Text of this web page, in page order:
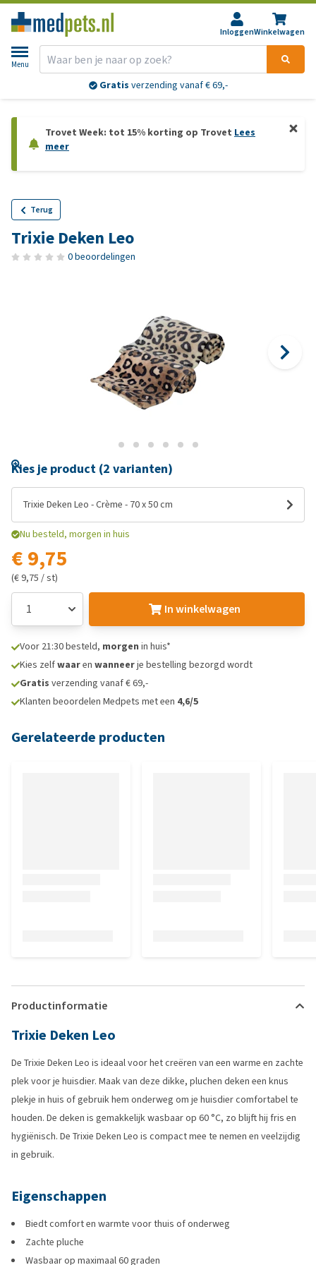
InloggenWinkelwagen
Menu
Gratis verzending vanaf € 69,-
Trovet Week: tot 15% korting op Trovet Lees
meer
Terug
Trixie Deken Leo
0 beoordelingen
Kies je product (2 varianten)
Trixie Deken Leo - Crème - 70 x 50 cm
Nu besteld, morgen in huis
€ 9,75
(€ 9,75 / st)
In winkelwagen
Voor 21:30 besteld, morgen in huis*
Kies zelfwaaren wanneerje bestelling bezorgd wordt
Gratis verzending vanaf € 69,-
Klanten beoordelen Medpets met een 4,6/5
Gerelateerde producten
Productinformatie
Trixie Deken Leo
De Trixie Deken Leo is ideaal voor het creëren van een warme en zachte
plek voor je huisdier. Maak van deze dikke, pluchen deken een knus
plekje in huis of gebruik hem onderweg om je huisdier comfortabel te
houden. De deken is gemakkelijk wasbaar op 60 °C, zo blijft hij fris en
hygiënisch. De Trixie Deken Leo is compact mee te nemen en veelzijdig
in gebruik.
Eigenschappen
Biedt comfort en warmte voor thuis of onderweg
Zachte pluche
Wasbaar op maximaal 60 graden